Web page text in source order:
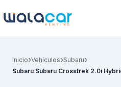
Inicio›Vehículos›Subaru›
Subaru Subaru Crosstrek 2.0i